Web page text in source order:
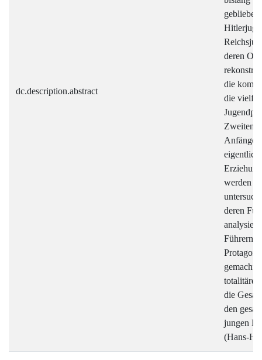
dc.description.abstract
deren
die
die
Zweiten
werden
deren
Führern
gemacht
die
den
jungen
(Hans-